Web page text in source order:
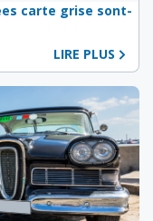
carte grise sont-
LIRE PLUS